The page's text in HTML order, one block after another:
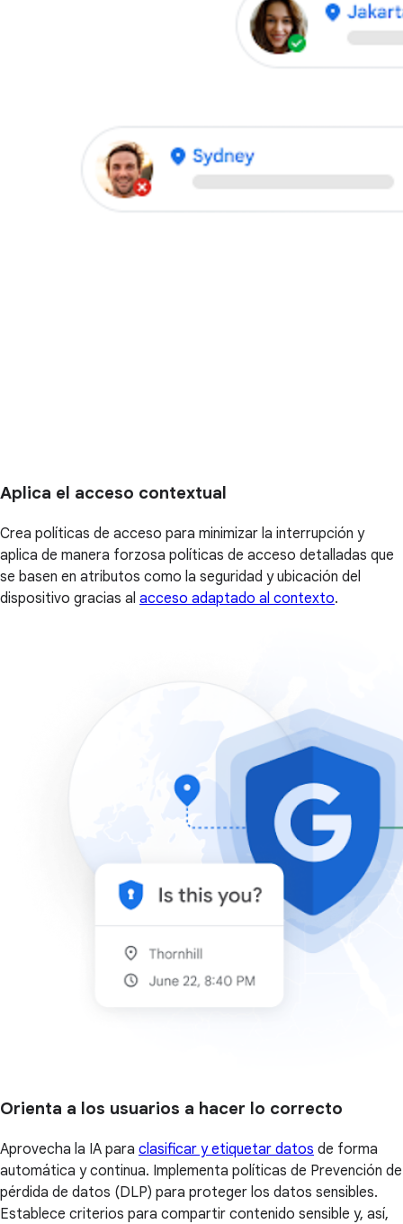
Aplica el acceso contextual
Crea políticas de acceso para minimizar la interrupción y
aplica de manera forzosa políticas de acceso detalladas que
se basen en atributos como la seguridad y ubicación del
dispositivo gracias al acceso adaptado al contexto.
Orienta a los usuarios a hacer lo correcto
Aprovecha la IA para clasificar y etiquetar datos de forma
automática y continua. Implementa políticas de Prevención de
pérdida de datos (DLP) para proteger los datos sensibles.
Establece criterios para compartir contenido sensible y, así,